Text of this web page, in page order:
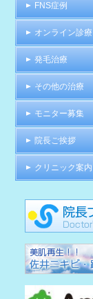
FNS症例
オンライン診療
発毛治療
その他の治療
モニター募集
院長ご挨拶
クリニック案内